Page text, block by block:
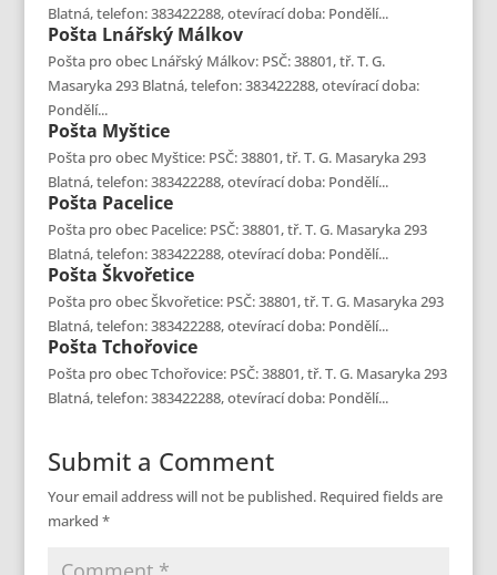
Blatná, telefon: 383422288, otevírací doba: Pondělí...
Pošta Lnářský Málkov
Pošta pro obec Lnářský Málkov: PSČ: 38801, tř. T. G.
Masaryka 293 Blatná, telefon: 383422288, otevírací doba:
Pondělí...
Pošta Myštice
Pošta pro obec Myštice: PSČ: 38801, tř. T. G. Masaryka 293
Blatná, telefon: 383422288, otevírací doba: Pondělí...
Pošta Pacelice
Pošta pro obec Pacelice: PSČ: 38801, tř. T. G. Masaryka 293
Blatná, telefon: 383422288, otevírací doba: Pondělí...
Pošta Škvořetice
Pošta pro obec Škvořetice: PSČ: 38801, tř. T. G. Masaryka 293
Blatná, telefon: 383422288, otevírací doba: Pondělí...
Pošta Tchořovice
Pošta pro obec Tchořovice: PSČ: 38801, tř. T. G. Masaryka 293
Blatná, telefon: 383422288, otevírací doba: Pondělí...
Submit a Comment
Your email address will not be published. Required fields are
marked *